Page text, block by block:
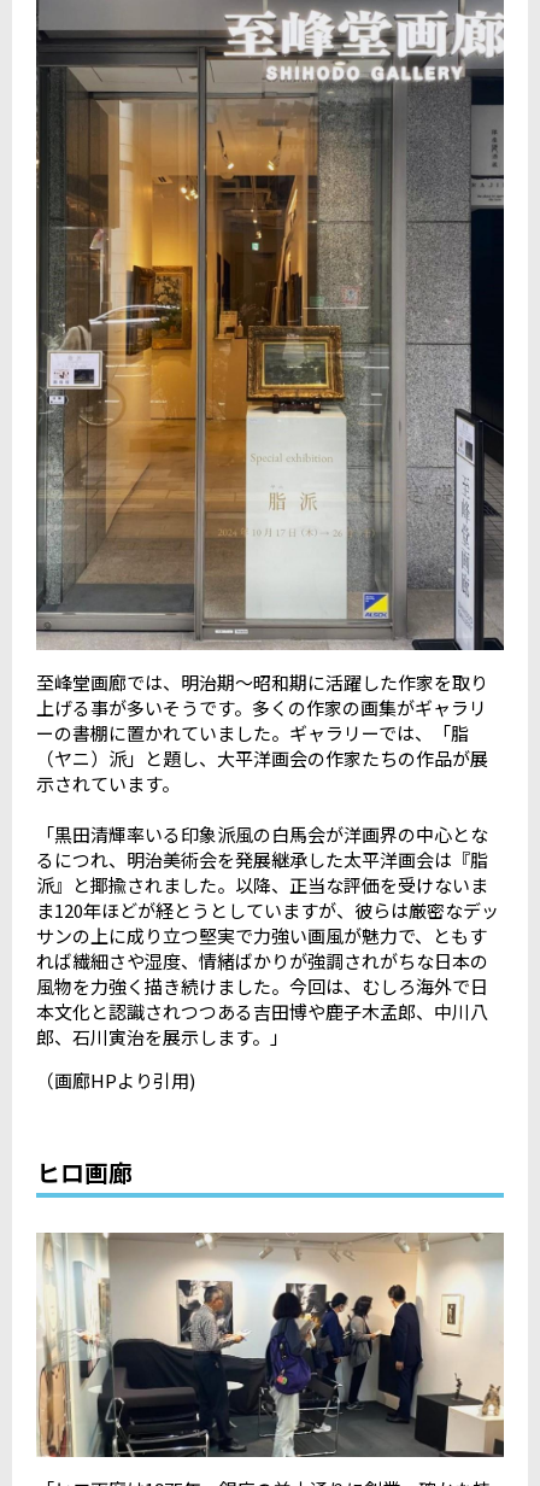
至峰堂画廊では、明治期～昭和期に活躍した作家を取り
上げる事が多いそうです。多くの作家の画集がギャラリ
ーの書棚に置かれていました。ギャラリーでは、「脂
（ヤニ）派」と題し、大平洋画会の作家たちの作品が展
示されています。
「黒田清輝率いる印象派風の白馬会が洋画界の中心とな
るにつれ、明治美術会を発展継承した太平洋画会は『脂
派』と揶揄されました。以降、正当な評価を受けないま
ま120年ほどが経とうとしていますが、彼らは厳密なデッ
サンの上に成り立つ堅実で力強い画風が魅力で、ともす
れば繊細さや湿度、情緒ばかりが強調されがちな日本の
風物を力強く描き続けました。今回は、むしろ海外で日
本文化と認識されつつある吉田博や鹿子木孟郎、中川八
郎、石川寅治を展示します。」
（画廊HPより引用)
ヒロ画廊